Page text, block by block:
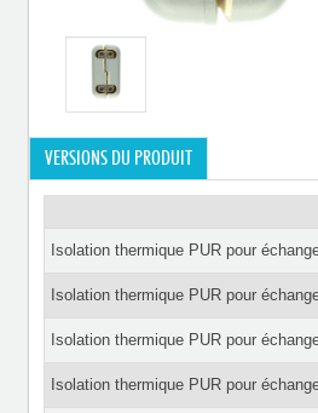
VERSIONS DU PRODUIT
Isolation thermique PUR pour
Isolation thermique PUR pour
Isolation thermique PUR pour
Isolation thermique PUR pour